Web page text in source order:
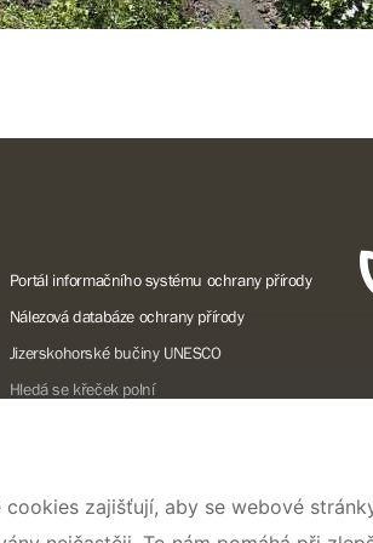
Portál informačního systému ochrany přírody
Nálezová databáze ochrany přírody
Jizerskohorské bučiny UNESCO
Hledá se křeček polní
Národní přírodní památka Lom ČSA
Rok CHKO pod záštitou České komise pro
zajišťují, aby se webové